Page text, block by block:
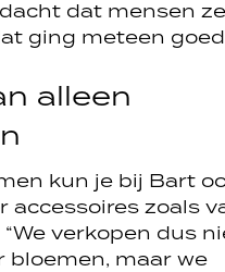
dat mensen ze
ging meteen
alleen
kun je bij Bart
accessoires zoals
verkopen dus
bloemen, maar we